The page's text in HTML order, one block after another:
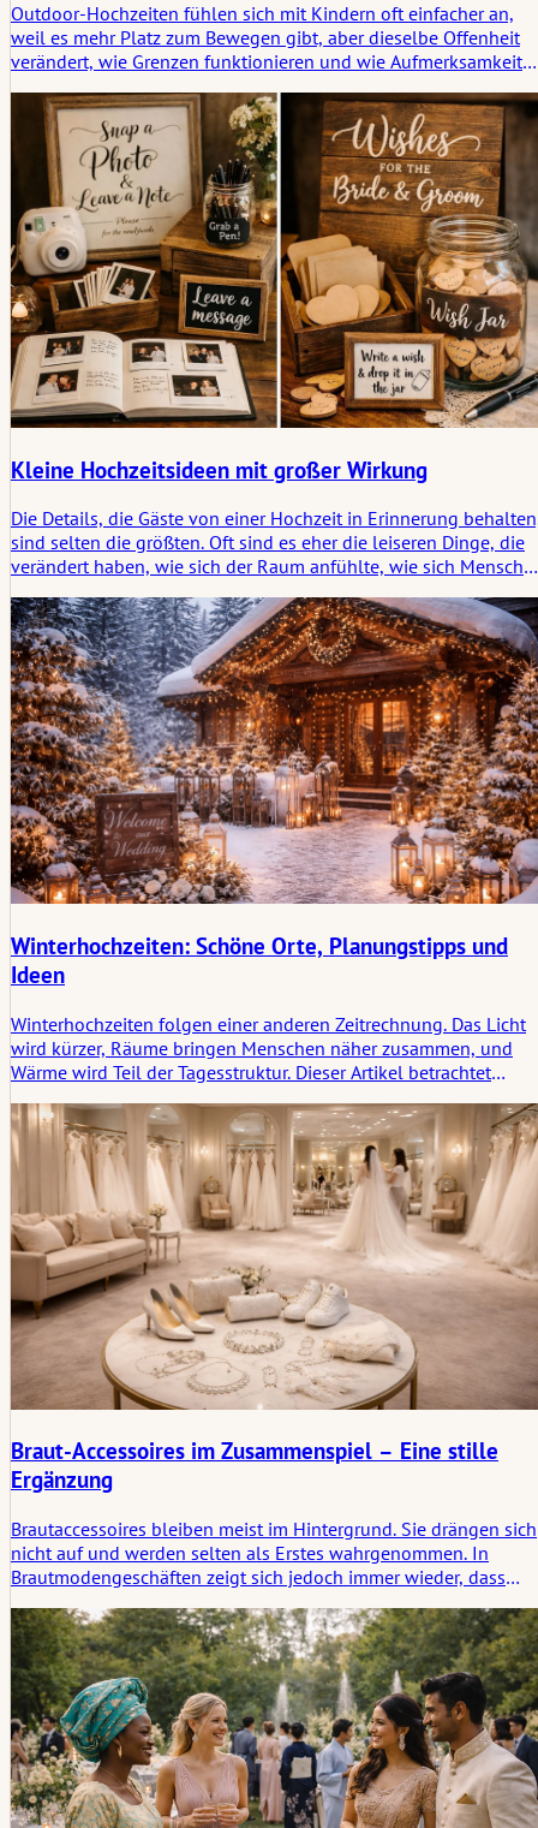
Outdoor-Hochzeiten fühlen sich mit Kindern oft einfacher an,
weil es mehr Platz zum Bewegen gibt, aber dieselbe Offenheit
verändert, wie Grenzen funktionieren und wie Aufmerksamkeit
Aufsicht, Müdigkeit und kleine, sich verändernde Momente
kinderfreundliche Feiern im Freien prägen.
Kleine Hochzeitsideen mit großer Wirkung
Die Details, die Gäste von einer Hochzeit in Erinnerung
sind selten die größten. Oft sind es eher die leiseren Dinge, die
verändert haben, wie sich der Raum anfühlte, wie sich
gesteuert zu werden. Dieser Artikel beleuchtet kleine
Hochzeitsideen, die eine größere Spur hinterlassen, weil sie wie
subtile Rituale innerhalb des Tages wirken.
Winterhochzeiten: Schöne Orte, Planungstipps und
Ideen
Winterhochzeiten folgen einer anderen Zeitrechnung. Das Licht
wird kürzer, Räume bringen Menschen näher zusammen, und
Wärme wird Teil der Tagesstruktur. Dieser Artikel betrachtet
Form der Feier, geprägt von Atmosphäre, Geborgenheit und der
emotionalen Spur, die eine Winterkulisse hinterlässt.
Braut-Accessoires im Zusammenspiel – Eine stille
Ergänzung
Brautaccessoires bleiben meist im Hintergrund. Sie drängen sich
nicht auf und werden selten als Erstes wahrgenommen. In
Brautmodengeschäften zeigt sich jedoch immer wieder, dass
abrunden. Schleier, Schuhe, Schmuck oder kleine Accessoires
verändern nicht das Kleid, sondern vielmehr die Wirkung der
Braut. Beobachtungen aus der Praxis zeigen, wie subtile
Entscheidungen getroffen werden und warum Accessoires oft
erst spät gewählt werden – und dann bleiben.